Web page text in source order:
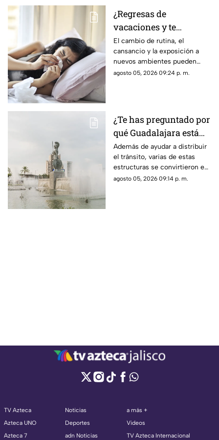
¿Regresas de
vacaciones y te
enfermas? Estas son
las razones
El cambio de rutina, el
cansancio y la exposición a
nuevos ambientes pueden
afectar al organismo justo al
agosto 05, 2026 09:24 p. m.
¿Te has preguntado por
qué Guadalajara está
llena de glorietas? Esta
es la razón
Además de ayudar a distribuir
el tránsito, varias de estas
estructuras se convirtieron en
símbolos de la ciudad y puntos
agosto 05, 2026 09:14 p. m.
TV Azteca
Azteca UNO
Azteca 7
Noticias
Deportes
adn Noticias
a más +
Videos
TV Azteca Internacional